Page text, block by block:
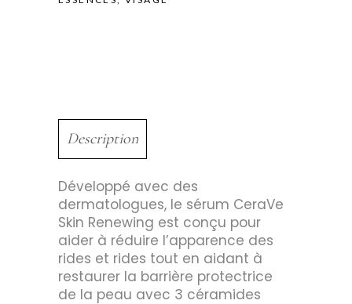
Description
Développé avec des
dermatologues, le sérum CeraVe
Skin Renewing est conçu pour
aider à réduire l’apparence des
rides et rides tout en aidant à
restaurer la barrière protectrice
de la peau avec 3 céramides